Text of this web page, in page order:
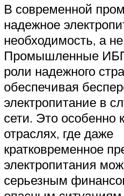
В современной
надежное
необходимость, а
Промышленные
роли надежного
обеспечивая
электропитание в
сети. Это особенно
отраслях, где даже
кратковременное
электропитания
серьезным